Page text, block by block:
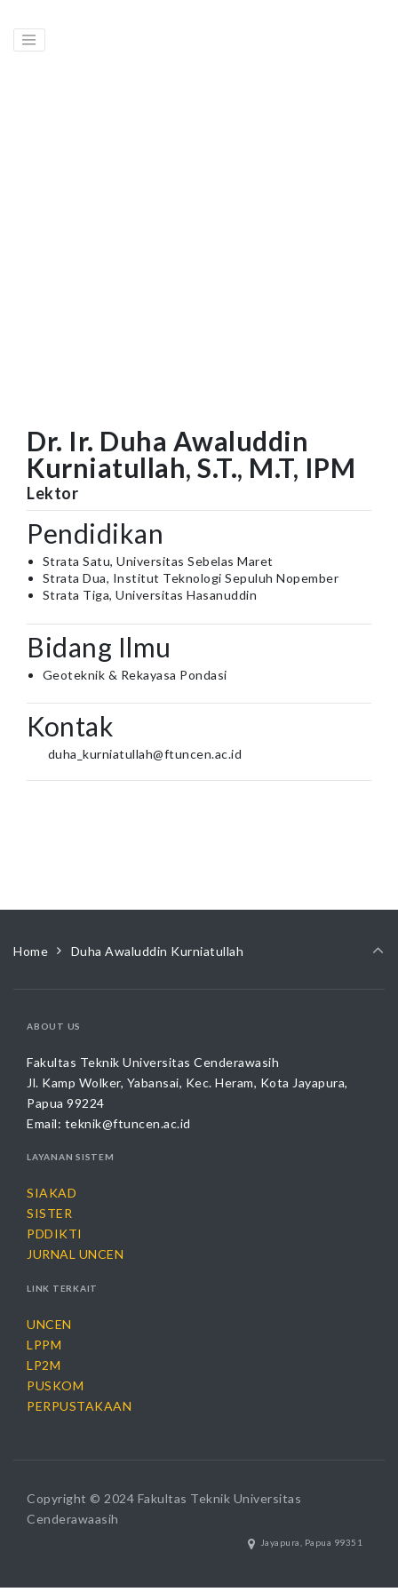
Dr. Ir. Duha Awaluddin
Kurniatullah, S.T., M.T, IPM
Lektor
Pendidikan
Strata Satu, Universitas Sebelas Maret
Strata Dua, Institut Teknologi Sepuluh Nopember
Strata Tiga, Universitas Hasanuddin
Bidang Ilmu
Geoteknik & Rekayasa Pondasi
Kontak
duha_kurniatullah@ftuncen.ac.id
Home Duha Awaluddin Kurniatullah
ABOUT US
Fakultas Teknik Universitas Cenderawasih
Jl. Kamp Wolker, Yabansai, Kec. Heram, Kota Jayapura,
Papua 99224
Email: teknik@ftuncen.ac.id
LAYANAN SISTEM
SIAKAD
SISTER
PDDIKTI
JURNAL UNCEN
LINK TERKAIT
UNCEN
LPPM
LP2M
PUSKOM
PERPUSTAKAAN
Copyright © 2024 Fakultas Teknik Universitas
Cenderawaasih
Jayapura, Papua 99351